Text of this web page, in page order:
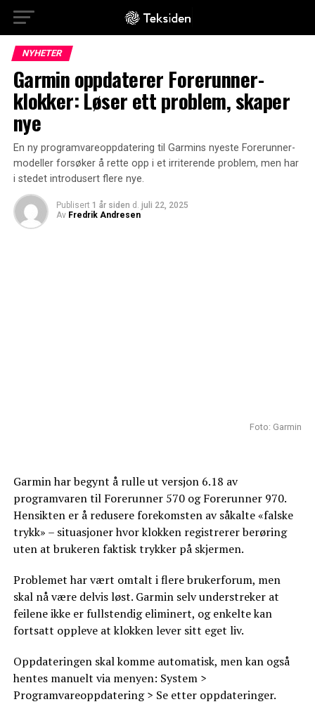
NYHETER
Garmin oppdaterer Forerunner-
klokker: Løser ett problem, skaper
nye
En ny programvareoppdatering til Garmins nyeste Forerunner-
modeller forsøker å rette opp i et irriterende problem, men har
i stedet introdusert flere nye.
Publisert 1 år siden d. juli 22, 2025
Av Fredrik Andresen
Foto: Garmin
Garmin har begynt å rulle ut versjon 6.18 av
programvaren til Forerunner 570 og Forerunner 970.
Hensikten er å redusere forekomsten av såkalte «falske
trykk» – situasjoner hvor klokken registrerer berøring
uten at brukeren faktisk trykker på skjermen.
Problemet har vært omtalt i flere brukerforum, men
skal nå være delvis løst. Garmin selv understreker at
feilene ikke er fullstendig eliminert, og enkelte kan
fortsatt oppleve at klokken lever sitt eget liv.
Oppdateringen skal komme automatisk, men kan også
hentes manuelt via menyen: System >
Programvareoppdatering > Se etter oppdateringer.